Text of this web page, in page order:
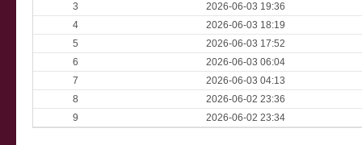
3
2026-06-03 19:36
4
2026-06-03 18:19
5
2026-06-03 17:52
6
2026-06-03 06:04
7
2026-06-03 04:13
8
2026-06-02 23:36
9
2026-06-02 23:34